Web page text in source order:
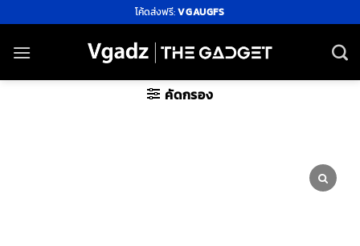
ไป
ยัง
โค้ดส่งฟรี:VGAUGFS
คัดกรอง